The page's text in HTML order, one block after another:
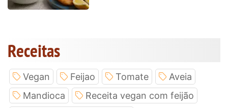
Receitas
Vegan Feijao Tomate
Aveia
Mandioca
Receita vegan com feijão